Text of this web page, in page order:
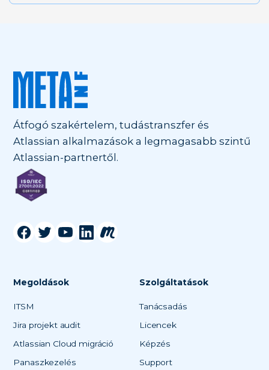
Átfogó szakértelem, tudástranszfer és
Atlassian alkalmazások a legmagasabb szintű
Atlassian-partnertől.
Megoldások
ITSM
Jira projekt audit
Atlassian Cloud migráció
Panaszkezelés
Szolgáltatások
Tanácsadás
Licencek
Képzés
Support